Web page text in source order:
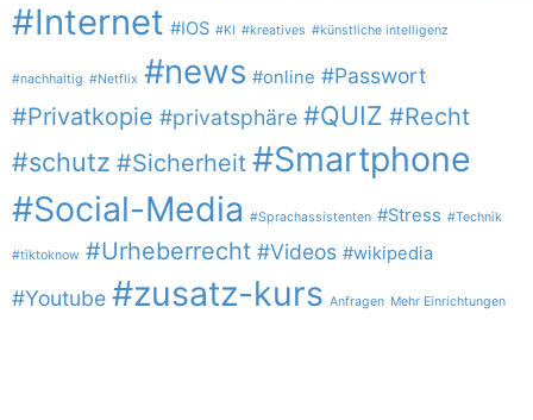
#Internet #IOS #KI #kreatives #künstliche intelligenz
#nachhaltig #Netflix #news #online #Passwort
#Privatkopie #privatsphäre #QUIZ #Recht
#schutz #Sicherheit #Smartphone
#Social-Media #Sprachassistenten #Stress #Technik
#tiktoknow #Urheberrecht #Videos #wikipedia
#Youtube #zusatz-kurs Anfragen Mehr Einrichtungen